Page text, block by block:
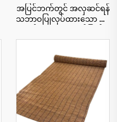
အပြင်ဘက်တွင် အလှဆင်ရန်
သဘာဝပြုလုပ်ထားသော ဖရုံ
ခံနိုင်ရည်ရှိခြင်း